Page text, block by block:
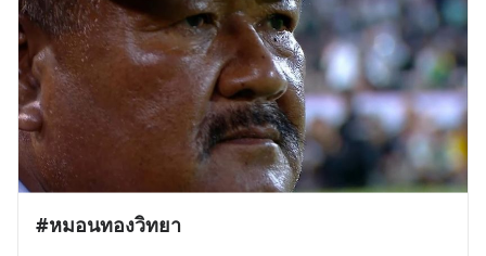
#หมอนทองวิทยา